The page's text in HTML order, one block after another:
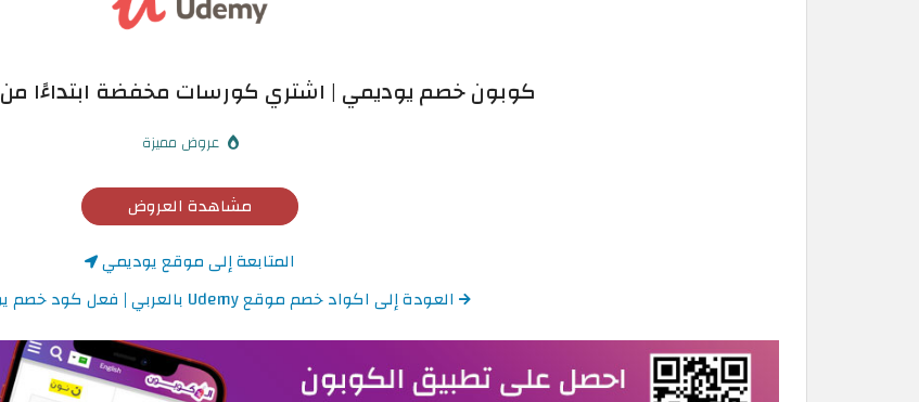
كوبون خصم يوديمي | اشتري كورسات مخفضة ابتداءًا من 42 ريال سعودي
عروض مميزة
مشاهدة العروض
المتابعة إلى موقع يوديمي
العودة إلى اكواد خصم موقع Udemy بالعربي | فعل كود خصم يوديمي 2026